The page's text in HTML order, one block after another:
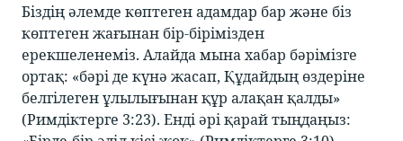
Біздің әлемде көптеген адамдар бар және біз
көптеген жағынан бір-бірімізден
ерекшеленеміз. Алайда мына хабар бәрімізге
ортақ: «бәрі де күнә жасап, Құдайдың өздеріне
белгілеген ұлылығынан құр алақан қалды»
(Римдіктерге 3:23). Енді әрі қарай тыңдаңыз: